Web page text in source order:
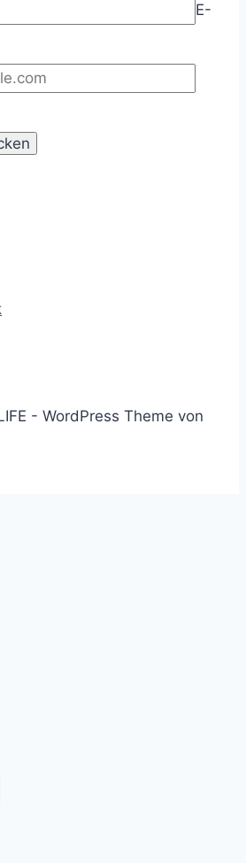
E-
- WordPress Theme von